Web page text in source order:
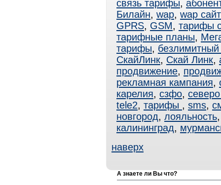
связь тарифы,
Билайн, wap, wap
GPRS, GSM, тарифы
тарифные планы,
тарифы,
СкайЛинк, Скай Линк,
продвижение,
рекламная кампания,
карелия, сзфо,
tele2, тарифы , sms,
новгород, лояльность
калининград,
наверх
А знаете ли Вы что?